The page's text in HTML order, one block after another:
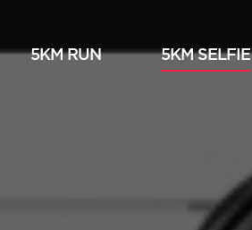
5KM RUN 5KM SELFIE